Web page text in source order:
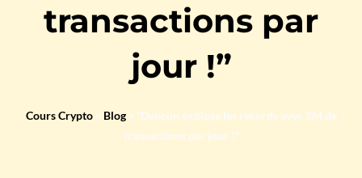
transactions par
jour !”
Cours Crypto» Blog» “Dencun explose les records avec 2M de
transactions par jour !”